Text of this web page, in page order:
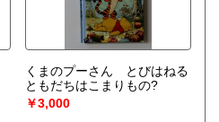
くまのプーさん とびはねる
ともだちはこまりもの?
￥3,000